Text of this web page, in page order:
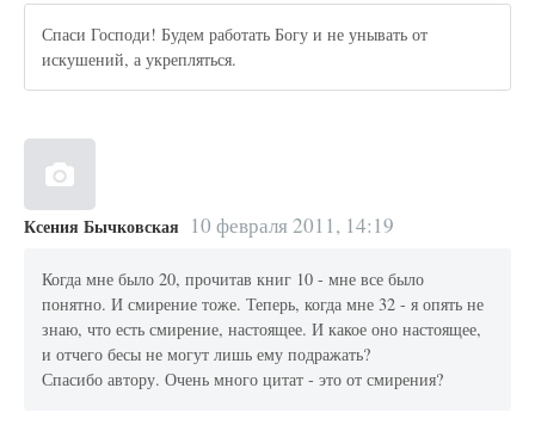
Спаси Господи! Будем работать Богу и не унывать от
искушений, а укрепляться.
Ксения Бычковская 10 февраля 2011, 14:19
Когда мне было 20, прочитав книг 10 - мне все было
понятно. И смирение тоже. Теперь, когда мне 32 - я опять не
знаю, что есть смирение, настоящее. И какое оно настоящее,
и отчего бесы не могут лишь ему подражать?
Спасибо автору. Очень много цитат - это от смирения?